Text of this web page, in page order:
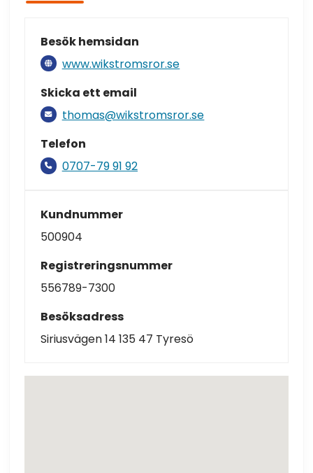
Besök hemsidan
www.wikstromsror.se
Skicka ett email
thomas@wikstromsror.se
Telefon
0707-79 91 92
Kundnummer
500904
Registreringsnummer
556789-7300
Besöksadress
Siriusvägen 14 135 47 Tyresö